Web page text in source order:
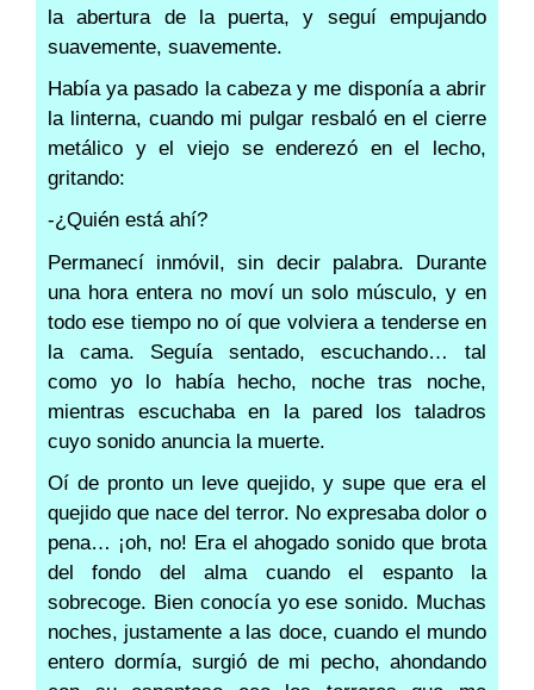
la abertura de la puerta, y seguí empujando
suavemente, suavemente.
Había ya pasado la cabeza y me disponía a abrir
la linterna, cuando mi pulgar resbaló en el cierre
metálico y el viejo se enderezó en el lecho,
gritando:
-¿Quién está ahí?
Permanecí inmóvil, sin decir palabra. Durante
una hora entera no moví un solo músculo, y en
todo ese tiempo no oí que volviera a tenderse en
la cama. Seguía sentado, escuchando… tal
como yo lo había hecho, noche tras noche,
mientras escuchaba en la pared los taladros
cuyo sonido anuncia la muerte.
Oí de pronto un leve quejido, y supe que era el
quejido que nace del terror. No expresaba dolor o
pena… ¡oh, no! Era el ahogado sonido que brota
del fondo del alma cuando el espanto la
sobrecoge. Bien conocía yo ese sonido. Muchas
noches, justamente a las doce, cuando el mundo
entero dormía, surgió de mi pecho, ahondando